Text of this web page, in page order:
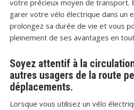
votre précieux moyen de transport.
garer votre vélo électrique dans un
prolongez sa durée de vie et vous
pleinement de ses avantages en
Soyez attentif à la
autres usagers de la route
déplacements.
Lorsque vous utilisez un vélo